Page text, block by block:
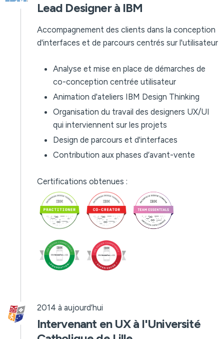
Lead Designer à IBM
Accompagnement des clients dans la conception
d'interfaces et de parcours centrés sur l'utilisateur
Analyse et mise en place de démarches de
co-conception centrée utilisateur
Animation d'ateliers IBM Design Thinking
Organisation du travail des designers UX/UI
qui interviennent sur les projets
Design de parcours et d'interfaces
Contribution aux phases d’avant-vente
Certifications obtenues :
2014 à aujourd’hui
Intervenant en UX à l'Université